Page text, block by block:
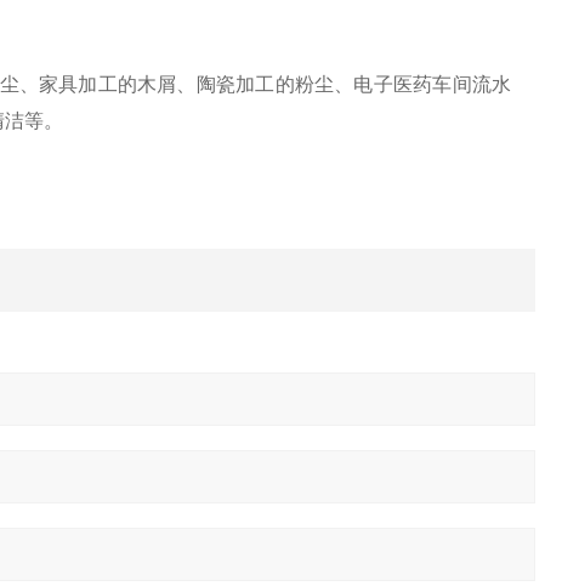
、家具加工的木屑、陶瓷加工的粉尘、电子医药车间流水
等。